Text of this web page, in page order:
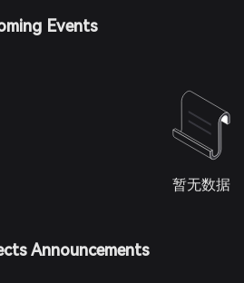
Events
暂无数据
Announcements